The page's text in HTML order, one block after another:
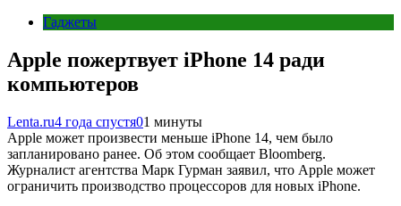
Гаджеты
Apple пожертвует iPhone 14 ради
компьютеров
Lenta.ru4 года спустя01 минуты
Apple может произвести меньше iPhone 14, чем было
запланировано ранее. Об этом сообщает Bloomberg.
Журналист агентства Марк Гурман заявил, что Apple может
ограничить производство процессоров для новых iPhone.